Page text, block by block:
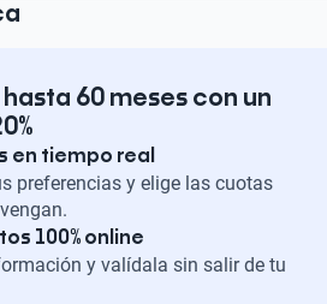
60 meses con un
en tiempo real
preferencias y elige las cuotas
100% online
y valídala sin salir de tu